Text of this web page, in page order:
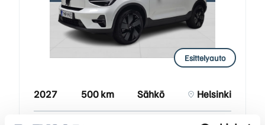
Esittelyauto
2027 500 km Sähkö Helsinki